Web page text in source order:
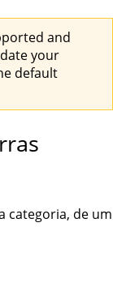
and
your
default
categoria, de um